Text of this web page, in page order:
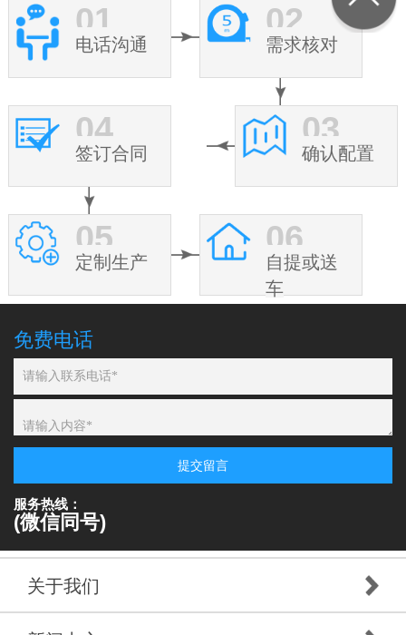
01
电话沟通
02
需求核对
03
确认配置
04
签订合同
05
定制生产
06
自提或送
车
免费电话
提交留言
服务热线：
(微信同号)
关于我们